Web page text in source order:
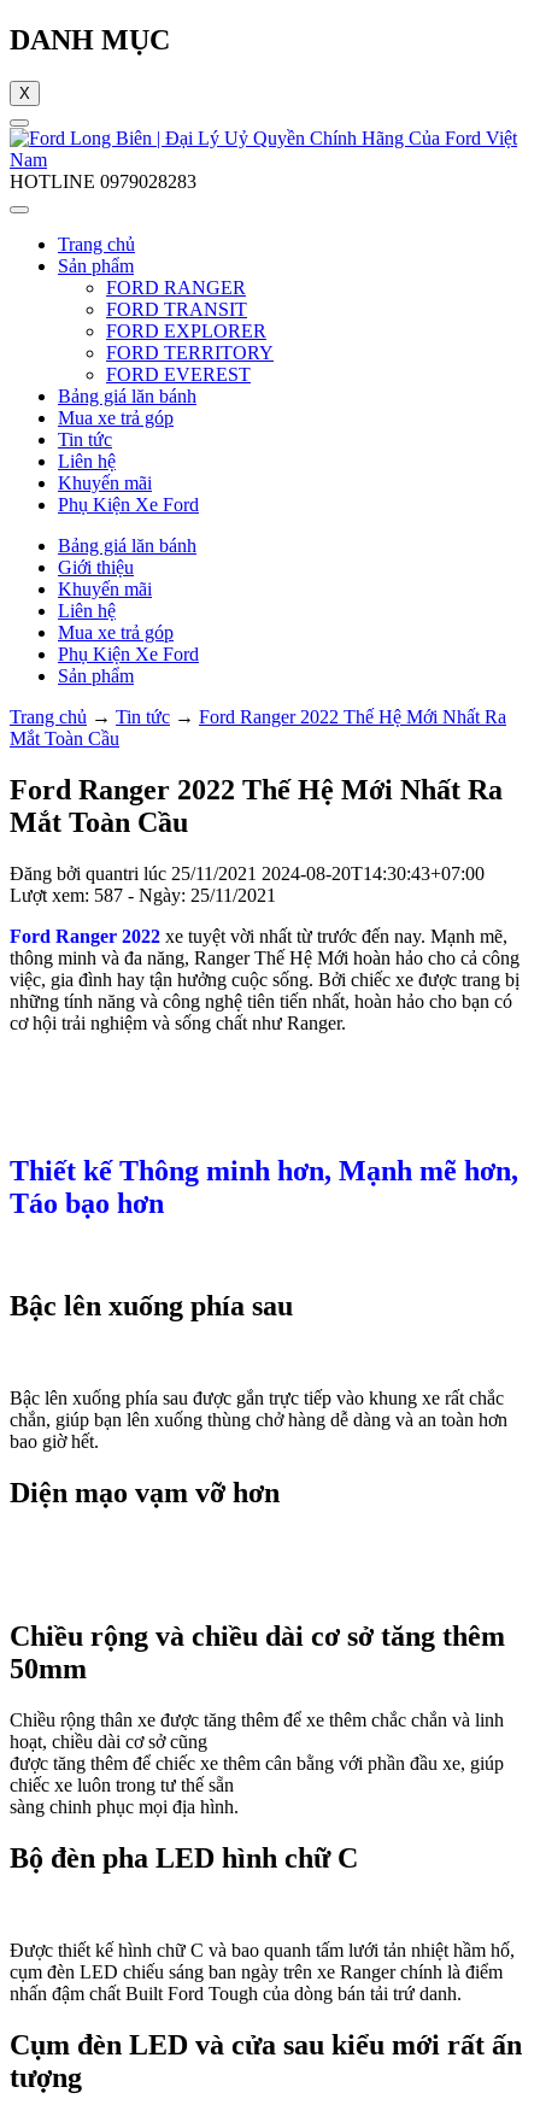
DANH MỤC
X
HOTLINE 0979028283
Trang chủ
Sản phẩm
FORD RANGER
FORD TRANSIT
FORD EXPLORER
FORD TERRITORY
FORD EVEREST
Bảng giá lăn bánh
Mua xe trả góp
Tin tức
Liên hệ
Khuyến mãi
Phụ Kiện Xe Ford
Bảng giá lăn bánh
Giới thiệu
Khuyến mãi
Liên hệ
Mua xe trả góp
Phụ Kiện Xe Ford
Sản phẩm
Trang chủ → Tin tức → Ford Ranger 2022 Thế Hệ Mới Nhất Ra
Mắt Toàn Cầu
Ford Ranger 2022 Thế Hệ Mới Nhất Ra
Mắt Toàn Cầu
Đăng bởi quantri lúc 25/11/2021 2024-08-20T14:30:43+07:00
Lượt xem: 587 - Ngày: 25/11/2021
Ford Ranger 2022 xe tuyệt vời nhất từ trước đến nay. Mạnh mẽ,
thông minh và đa năng, Ranger Thế Hệ Mới hoàn hảo cho cả công
việc, gia đình hay tận hưởng cuộc sống. Bởi chiếc xe được trang bị
những tính năng và công nghệ tiên tiến nhất, hoàn hảo cho bạn có
cơ hội trải nghiệm và sống chất như Ranger.
Thiết kế Thông minh hơn, Mạnh mẽ hơn,
Táo bạo hơn
Bậc lên xuống phía sau
Bậc lên xuống phía sau được gắn trực tiếp vào khung xe rất chắc
chắn, giúp bạn lên xuống thùng chở hàng dễ dàng và an toàn hơn
bao giờ hết.
Diện mạo vạm vỡ hơn
Chiều rộng và chiều dài cơ sở tăng thêm
50mm
Chiều rộng thân xe được tăng thêm để xe thêm chắc chắn và linh
hoạt, chiều dài cơ sở cũng
được tăng thêm để chiếc xe thêm cân bằng với phần đầu xe, giúp
chiếc xe luôn trong tư thế sẵn
sàng chinh phục mọi địa hình.
Bộ đèn pha LED hình chữ C
Được thiết kế hình chữ C và bao quanh tấm lưới tản nhiệt hầm hố,
cụm đèn LED chiếu sáng ban ngày trên xe Ranger chính là điểm
nhấn đậm chất Built Ford Tough của dòng bán tải trứ danh.
Cụm đèn LED và cửa sau kiểu mới rất ấn
tượng